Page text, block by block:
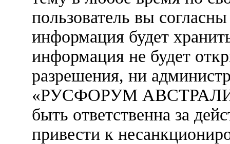
пользователь вы
информация будет
информация не будет
разрешения, ни
«РУСФОРУМ
быть ответственна за
привести к